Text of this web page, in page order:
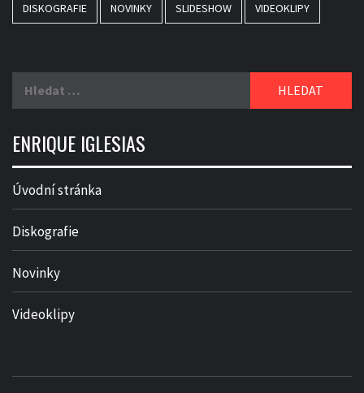
DISKOGRAFIE NOVINKY SLIDESHOW VIDEOKLIPY
ENRIQUE IGLESIAS
Úvodní stránka
Diskografie
Novinky
Videoklipy